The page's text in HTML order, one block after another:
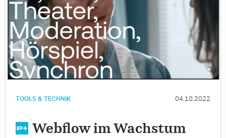
TOOLS & TECHNIK 04.10.2022
Webflow im Wachstum